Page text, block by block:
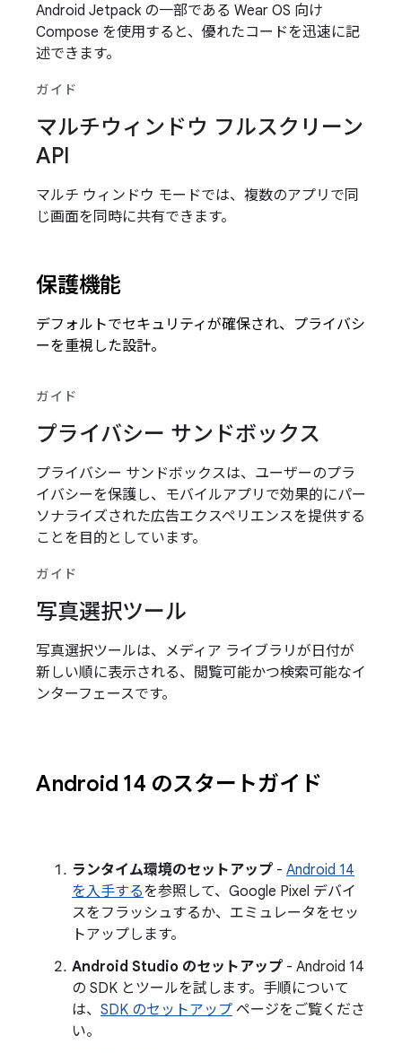
Android Jetpack の一部である Wear OS 向け
Compose を使用すると、優れたコードを迅速に記
述できます。
ガイド
マルチウィンドウ フルスクリーン
API
マルチ ウィンドウ モードでは、複数のアプリで同
じ画面を同時に共有できます。
保護機能
デフォルトでセキュリティが確保され、プライバシ
ーを重視した設計。
ガイド
プライバシー サンドボックス
プライバシー サンドボックスは、ユーザーのプラ
イバシーを保護し、モバイルアプリで効果的にパー
ソナライズされた広告エクスペリエンスを提供する
ことを目的としています。
ガイド
写真選択ツール
写真選択ツールは、メディア ライブラリが日付が
新しい順に表示される、閲覧可能かつ検索可能なイ
ンターフェースです。
Android 14 のスタートガイド
ランタイム環境のセットアップ - Android 14
を入手するを参照して、Google Pixel デバイ
スをフラッシュするか、エミュレータをセッ
トアップします。
Android Studio のセットアップ - Android 14
の SDK とツールを試します。手順について
は、 SDK のセットアップ ページをご覧くださ
い。